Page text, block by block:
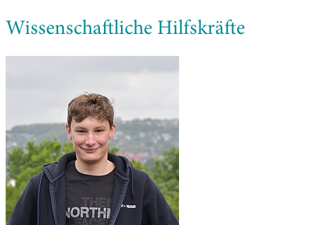
Wissenschaftliche Hilfskräfte